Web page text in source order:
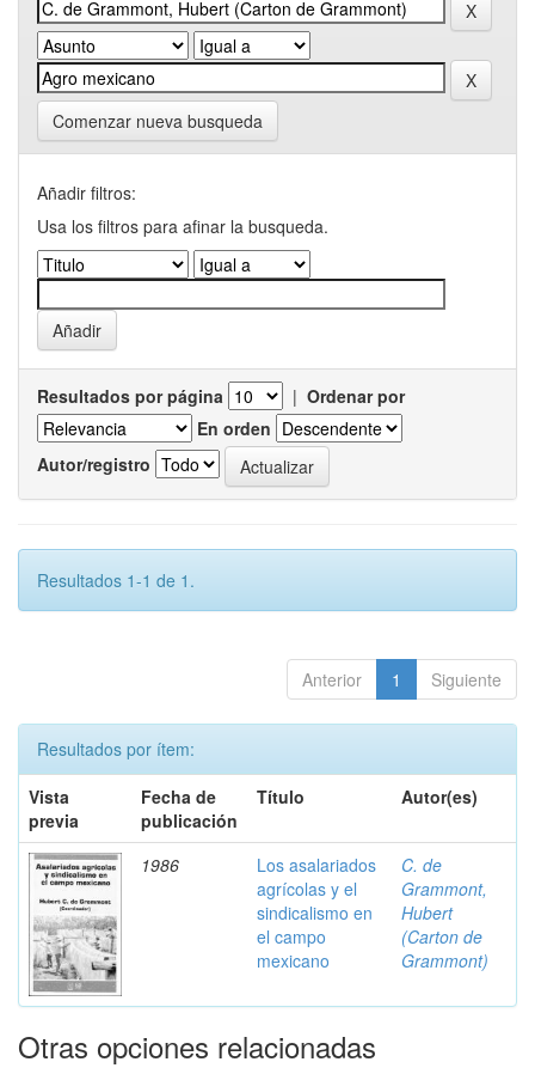
Comenzar nueva busqueda
Añadir filtros:
Usa los filtros para afinar la busqueda.
Resultados por página | Ordenar por
En orden
Autor/registro
Resultados 1-1 de 1.
Anterior 1 Siguiente
Resultados por ítem:
Vista
previa
Fecha de
publicación
Título Autor(es)
1986
Los asalariados
agrícolas y el
sindicalismo en
el campo
mexicano
C. de
Grammont,
Hubert
(Carton de
Grammont)
Otras opciones relacionadas